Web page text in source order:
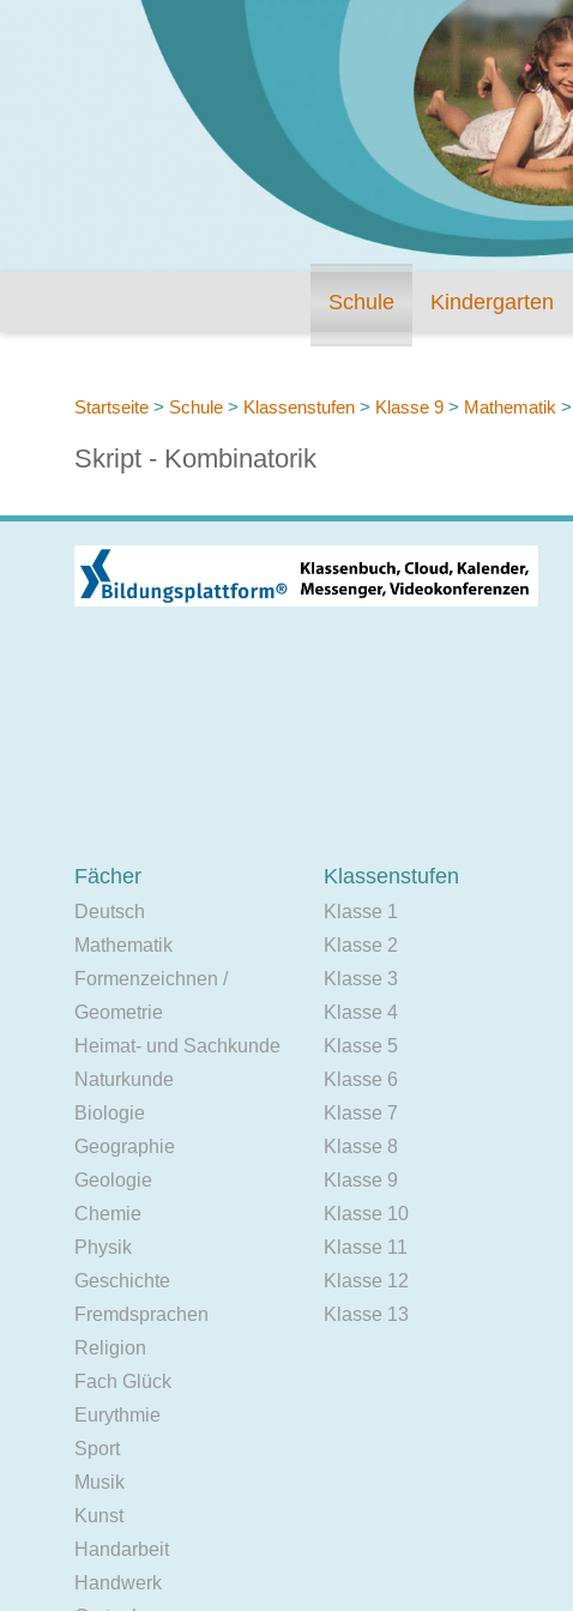
Schule Kindergarten
Startseite > Schule > Klassenstufen > Klasse 9 > Mathematik >
Skript - Kombinatorik
Fächer
Deutsch
Mathematik
Formenzeichnen /
Geometrie
Heimat- und Sachkunde
Naturkunde
Biologie
Geographie
Geologie
Chemie
Physik
Geschichte
Fremdsprachen
Religion
Fach Glück
Eurythmie
Sport
Musik
Kunst
Handarbeit
Handwerk
Klassenstufen
Klasse 1
Klasse 2
Klasse 3
Klasse 4
Klasse 5
Klasse 6
Klasse 7
Klasse 8
Klasse 9
Klasse 10
Klasse 11
Klasse 12
Klasse 13